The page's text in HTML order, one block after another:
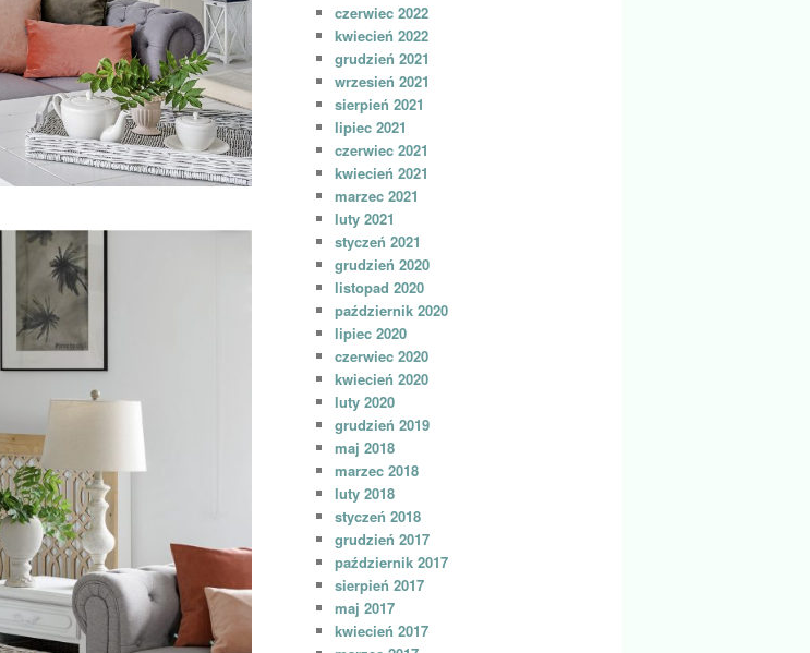
czerwiec 2022
kwiecień 2022
grudzień 2021
wrzesień 2021
sierpień 2021
lipiec 2021
czerwiec 2021
kwiecień 2021
marzec 2021
luty 2021
styczeń 2021
grudzień 2020
listopad 2020
październik 2020
lipiec 2020
czerwiec 2020
kwiecień 2020
luty 2020
grudzień 2019
maj 2018
marzec 2018
luty 2018
styczeń 2018
grudzień 2017
październik 2017
sierpień 2017
maj 2017
kwiecień 2017